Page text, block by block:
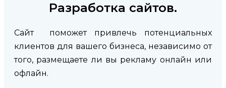
Разработка сайтов.
Сайт поможет привлечь потенциальных
клиентов для вашего бизнеса, независимо от
того, размещаете ли вы рекламу онлайн или
офлайн.